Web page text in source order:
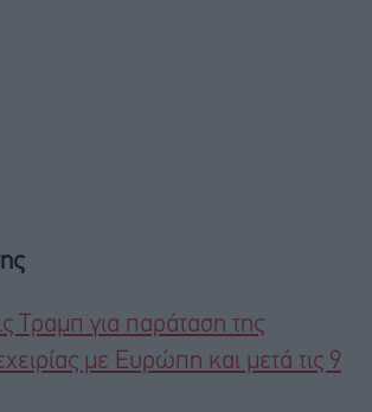
Τραμπ για παράταση της
με Ευρώπη και μετά τις 9